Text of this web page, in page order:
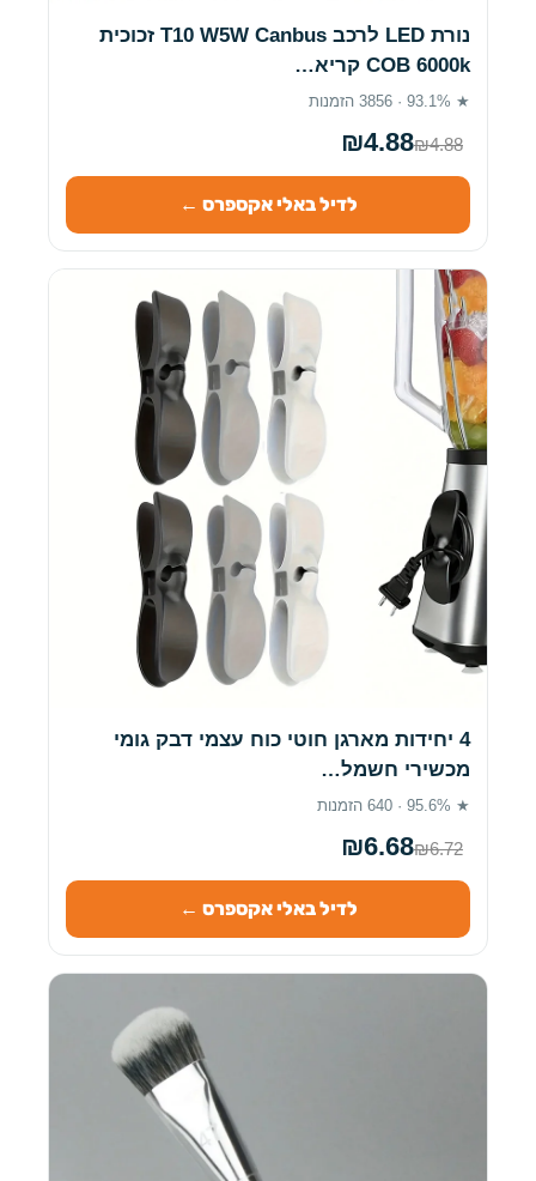
נורת LED לרכב T10 W5W Canbus זכוכית
COB 6000k קריא…
★ 93.1% · 3856 הזמנות
₪4.88₪4.88
לדיל באלי אקספרס ←
4 יחידות מארגן חוטי כוח עצמי דבק גומי
מכשירי חשמל…
★ 95.6% · 640 הזמנות
₪6.68₪6.72
לדיל באלי אקספרס ←